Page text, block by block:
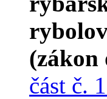
část č.